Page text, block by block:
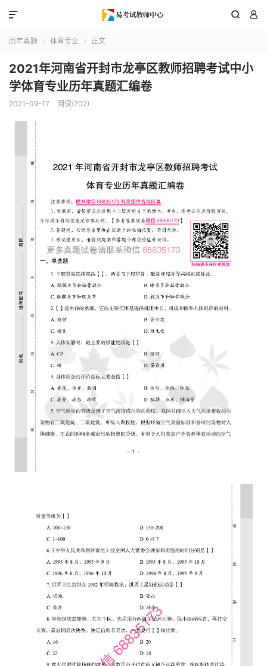
 

历年真题  体育专业  正文
2021年河南省开封市龙亭区教师招聘考试中小
学体育专业历年真题汇编卷
2021-09-17 阅读(702)